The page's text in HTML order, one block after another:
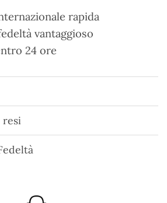
rapida
vantaggioso
24 ore
resi